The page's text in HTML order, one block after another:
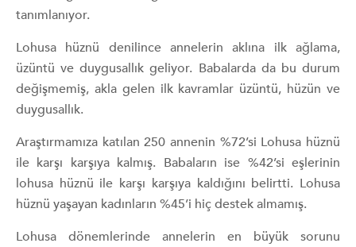
tanımlanıyor.
Lohusa hüznü denilince annelerin aklına ilk ağlama,
üzüntü ve duygusallık geliyor. Babalarda da bu durum
değişmemiş, akla gelen ilk kavramlar üzüntü, hüzün ve
duygusallık.
Araştırmamıza katılan 250 annenin %72’si Lohusa hüznü
ile karşı karşıya kalmış. Babaların ise %42’si eşlerinin
lohusa hüznü ile karşı karşıya kaldığını belirtti. Lohusa
hüznü yaşayan kadınların %45’i hiç destek almamış.
Lohusa dönemlerinde annelerin en büyük sorunu